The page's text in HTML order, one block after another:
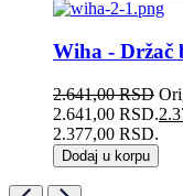
Wiha - Držač
2.641,00RSD
2.641,00 RSD.
2.377,00 RSD.
Dodaj u korpu